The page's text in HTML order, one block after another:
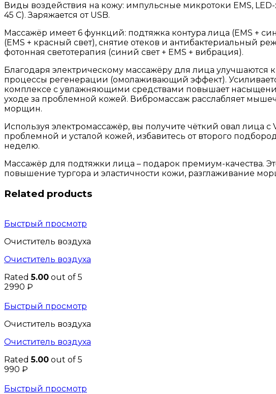
Виды воздействия на кожу: импульсные микротоки EMS,
45 С). Заряжается от USB.
Массажёр имеет 6 функций: подтяжка контура лица (EMS +
(EMS + красный свет), снятие отеков и антибактериальный
фотонная светотерапия (синий свет + EMS + вибрация).
Благодаря электрическому массажёру для лица
процессы регенерации (омолаживающий эффект).
комплексе с увлажняющими средствами повышает
уходе за проблемной кожей. Вибромассаж расслабляет
морщин.
Используя электромассажёр, вы получите чёткий овал
проблемной и усталой кожей, избавитесь от второго
неделю.
Массажёр для подтяжки лица – подарок премиум-качества.
повышение тургора и эластичности кожи, разглаживание
Related products
Быстрый просмотр
Очиститель воздуха
Очиститель воздуха
Rated5.00 out of 5
2990 ₽
Быстрый просмотр
Очиститель воздуха
Очиститель воздуха
Rated5.00 out of 5
990 ₽
Быстрый просмотр